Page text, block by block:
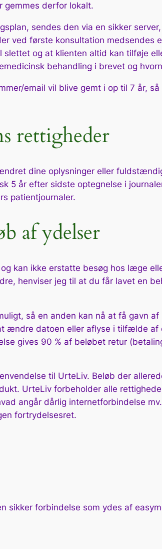
gemmes derfor lokalt.
sendes den via en sikker
ved første konsultation
slettet og at klienten altid kan tilføje
behandling i brevet og
email vil blive gemt i op til 7 år,
rettigheder
dine oplysninger eller
5 år efter sidste optegnelse i
patientjournaler.
af ydelser
kan ikke erstatte besøg hos læge
henviser jeg til at du får lavet en
så en anden kan nå at få gavn af
ændre datoen eller aflyse i tilfælde af
gives 90 % af beløbet retur
til UrteLiv. Beløb der
UrteLiv forbeholder alle
angår dårlig internetforbindelse mv.
fortrydelsesret.
sikker forbindelse som ydes af